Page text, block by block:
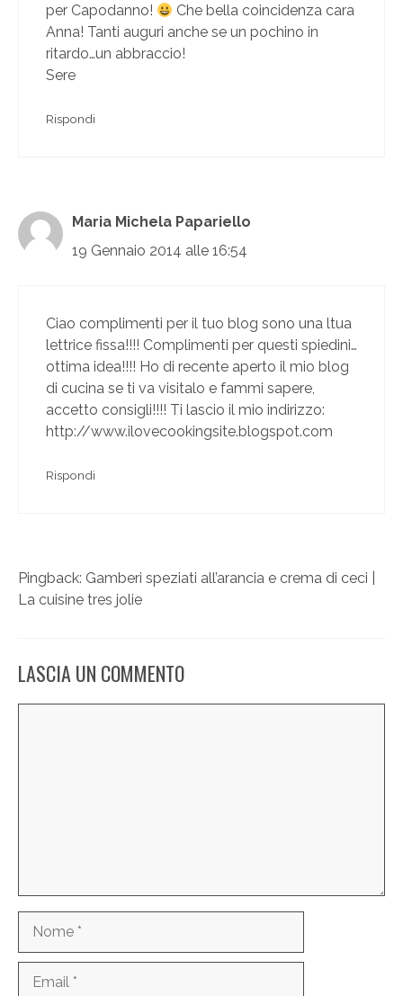
per Capodanno!
Che bella coincidenza cara
Anna! Tanti auguri anche se un pochino in
ritardo…un abbraccio!
Sere
Rispondi
Maria Michela Papariello
19 Gennaio 2014 alle 16:54
Ciao complimenti per il tuo blog sono una ltua
lettrice fissa!!!! Complimenti per questi spiedini…
ottima idea!!!! Ho di recente aperto il mio blog
di cucina se ti va visitalo e fammi sapere,
accetto consigli!!!! Ti lascio il mio indirizzo:
http://www.ilovecookingsite.blogspot.com
Rispondi
Pingback: Gamberi speziati all’arancia e crema di ceci |
La cuisine tres jolie
LASCIA UN COMMENTO